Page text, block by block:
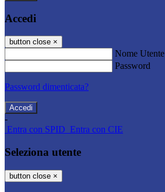
Accedi
button close ×
Nome Utente
Password
Password dimenticata?
-
Entra con SPID Entra con CIE
Seleziona utente
button close ×